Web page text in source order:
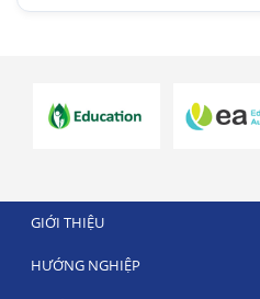
GIỚI THIỆU
HƯỚNG NGHIỆP